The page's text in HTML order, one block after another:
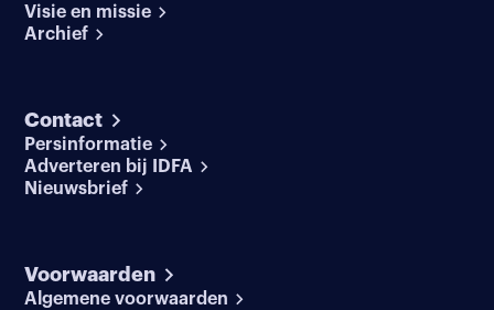
Visie en missie
Archief
Contact
Persinformatie
Adverteren bij IDFA
Nieuwsbrief
Voorwaarden
Algemene voorwaarden